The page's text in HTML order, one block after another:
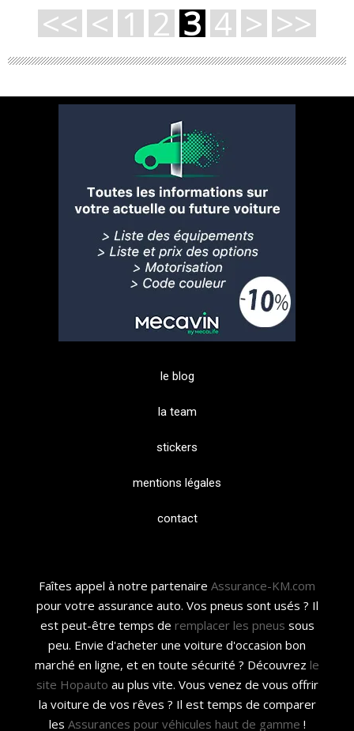
<< < 1 2 3 4 > >>
le blog
la team
stickers
mentions légales
contact
Faîtes appel à notre partenaire Assurance-KM.com
pour votre assurance auto. Vos pneus sont usés ? Il
est peut-être temps de remplacer les pneus sous
peu. Envie d'acheter une voiture d'occasion bon
marché en ligne, et en toute sécurité ? Découvrez le
site Hopauto au plus vite. Vous venez de vous offrir
la voiture de vos rêves ? Il est temps de comparer
les Assurances pour véhicules haut de gamme !